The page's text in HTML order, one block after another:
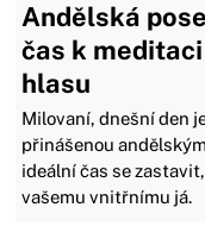
Andělská
čas k
hlasu
Milovaní, dnešní den
přinášenou
ideální čas se
vašemu vnitřnímu já.